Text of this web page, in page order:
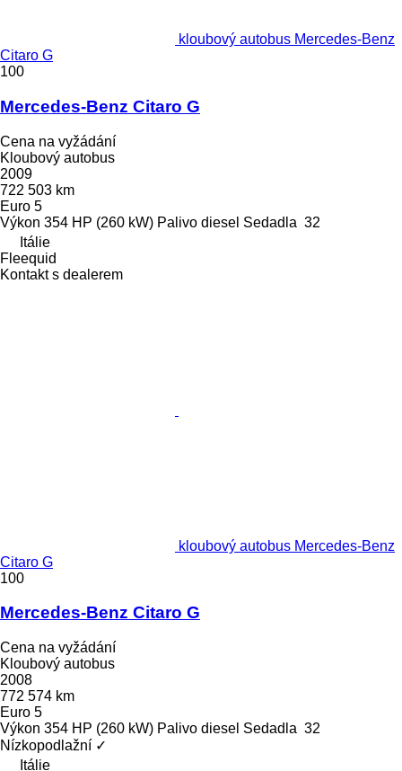
kloubový autobus Mercedes-Benz
Citaro G
100
Mercedes-Benz Citaro G
Cena na vyžádání
Kloubový autobus
2009
722 503 km
Euro 5
Výkon 354 HP (260 kW) Palivo diesel Sedadla 32
Itálie
Fleequid
Kontakt s dealerem
kloubový autobus Mercedes-Benz
Citaro G
100
Mercedes-Benz Citaro G
Cena na vyžádání
Kloubový autobus
2008
772 574 km
Euro 5
Výkon 354 HP (260 kW) Palivo diesel Sedadla 32
Nízkopodlažní ✓
Itálie